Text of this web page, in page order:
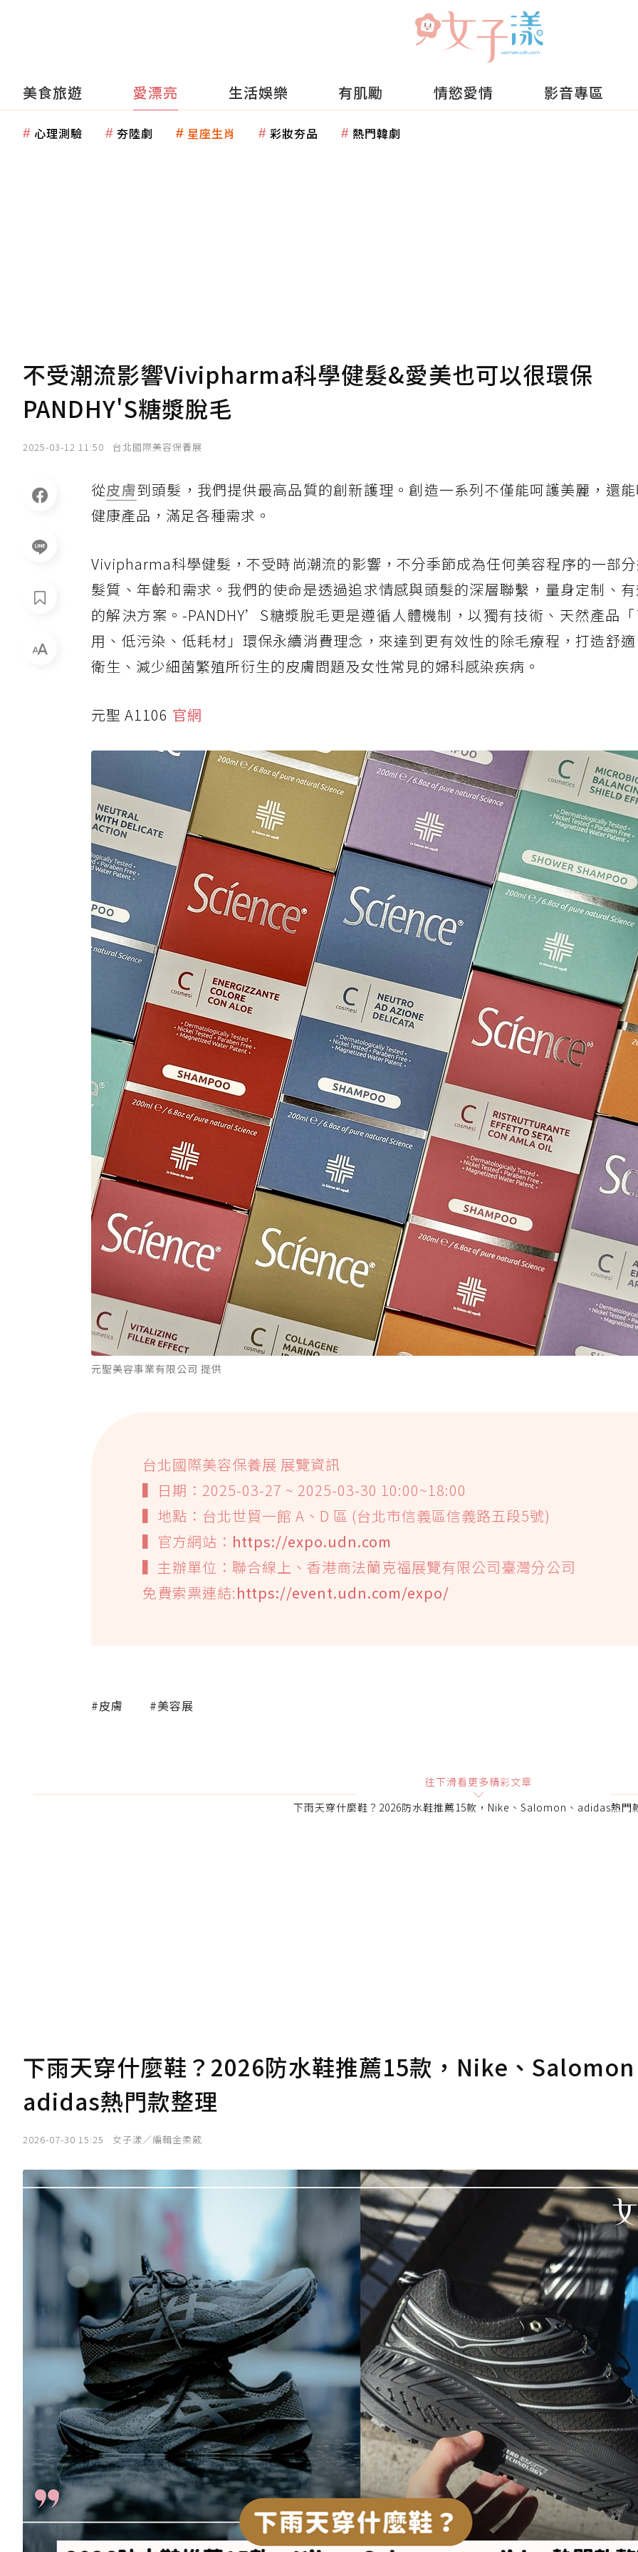
美食旅遊 愛漂亮 生活娛樂 有肌勵 情慾愛情 影音專區
心理測驗 夯陸劇 星座生肖 彩妝夯品 熱門韓劇
不受潮流影響Vivipharma科學健髮&愛美也可以很環保
PANDHY'S糖漿脫毛
2025-03-12 11:50 台北國際美容保養展
從皮膚到頭髮，我們提供最高品質的創新護理。創造一系列不僅能呵護美麗，還
健康產品，滿足各種需求。
Vivipharma科學健髮，不受時尚潮流的影響，不分季節成為任何美容程序的一部
髮質、年齡和需求。我們的使命是透過追求情感與頭髮的深層聯繫，量身定制、
的解決方案。-PANDHY’S糖漿脫毛更是遵循人體機制，以獨有技術、天然產品
用、低污染、低耗材」環保永續消費理念，來達到更有效性的除毛療程，打造舒
衛生、減少細菌繁殖所衍生的皮膚問題及女性常見的婦科感染疾病。
元聖 A1106 官網
元聖美容事業有限公司 提供
台北國際美容保養展 展覽資訊
▍日期：2025-03-27 ~ 2025-03-30 10:00~18:00
▍地點：台北世貿一館 A、D 區 (台北市信義區信義路五段5號)
▍官方網站： https://expo.udn.com
▍主辦單位：聯合線上、香港商法蘭克福展覽有限公司臺灣分公司
免費索票連結:https://event.udn.com/expo/
#皮膚 #美容展
往下滑看更多精彩文章
下雨天穿什麼鞋？2026防水鞋推薦15款，Nike、Salomon、adidas熱門
下雨天穿什麼鞋？2026防水鞋推薦15款，Nike、
adidas熱門款整理
2026-07-30 15:25 女子漾／編輯金柔葳